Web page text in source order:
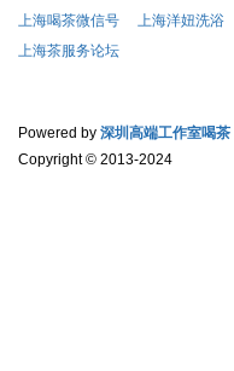
上海喝茶微信号
上海洋妞洗浴
上海茶服务论坛
Powered by 深圳高端工作室喝茶
Copyright© 2013-2024